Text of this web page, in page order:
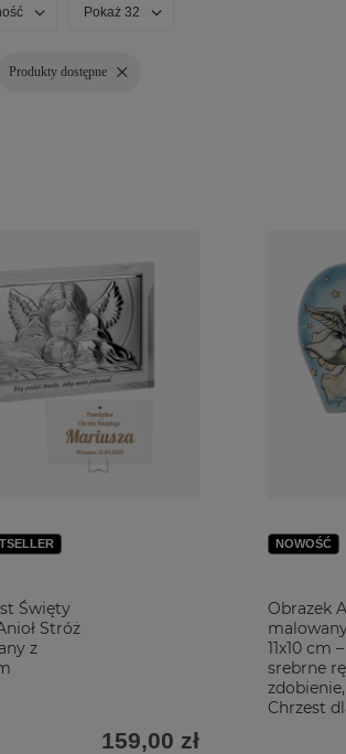
na naszej stronie, są doskonałą
zdobią je dodatkowe cieniowania na drewnie,
wzór stanowiRodzina Święta , która
personalizacji
możesz samodzielnie dopasować
stronie lub FB.
Pokaż 32
Produkty dostępne
Święty
Stróż
z
159,00 zł
NOWOŚĆ
Obrazek
11x10 cm
srebrne
Chrzest